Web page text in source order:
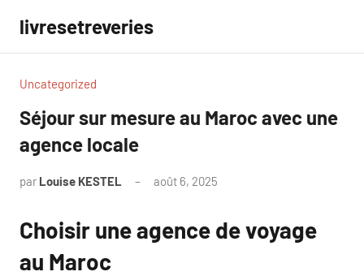
contenu
livresetreveries
Uncategorized
Séjour sur mesure au Maroc avec une
agence locale
par Louise KESTEL août 6, 2025
Choisir une agence de voyage
au Maroc